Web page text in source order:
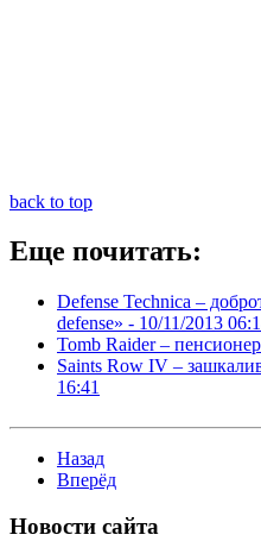
back to top
Еще почитать:
Defense Technica –
defense» - 10/11/2013
Tomb Raider –
Saints Row IV –
16:41
Назад
Вперёд
Новости сайта